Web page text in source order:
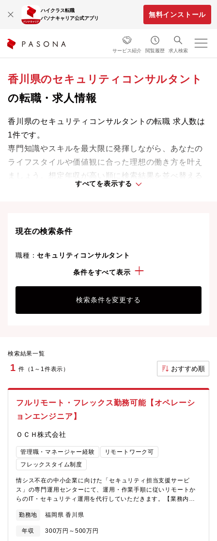
ハイクラス転職
パソナキャリア公式アプリ
無料インストール
サービス紹介 閲覧履歴 求人検索
香川県のセキュリティコンサルタント
の転職・求人情報
香川県のセキュリティコンサルタントの転職 求人数は
1件です。
専門知識やスキルを最大限に発揮しながら、あなたの
ライフスタイルや価値観に合った理想の働き方を叶え
ましょう。想定年収が高い順に検索結果を並べ替える
すべてを表示する
現在の検索条件
職種：セキュリティコンサルタント
条件をすべて表示
検索条件を変更する
検索結果一覧
1 件（1～1件表示） おすすめ順
フルリモート・フレックス勤務可能【オペレーシ
ョンエンジニア】
ＯＣＨ株式会社
管理職・マネージャー経験
リモートワーク可
フレックスタイム制度
情シス不在の中小企業に向けた「セキュリティ担当支援サービ
ス」の専門運用センターにて、運用・作業手順に従いリモートか
らのIT・セキュリティ運用を代行していただきます。【業務内
ルを用いたパッチ運用、資産管理、およびEDR・UTM（ファイア
ウォール、Wi-Fi、VPN等）の運用・保守・アラート監視・ヘルプ
デスク・トラブル対応： 異常検知時の一次対応・端末隔離や、
勤務地 福岡県 香川県
年収 300万円～500万円